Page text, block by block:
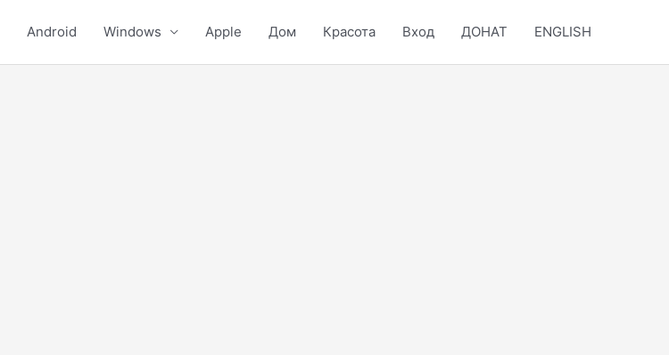
Android Windows Apple Дом Красота Вход ДОНАТ ENGLISH